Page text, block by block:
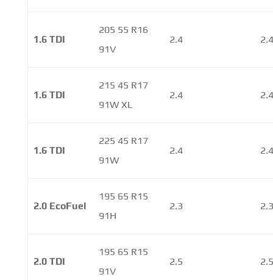
1.6 TDI
205 55 R16
91V
2.4
1.6 TDI
215 45 R17
91W XL
2.4
1.6 TDI
225 45 R17
91W
2.4
2.0 EcoFuel
195 65 R15
91H
2.3
2.0 TDI
195 65 R15
91V
2.5